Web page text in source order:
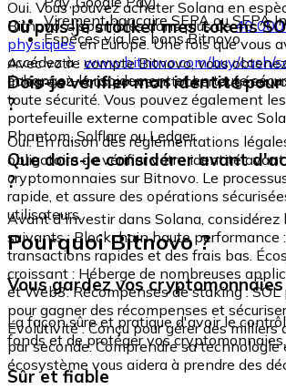
Virement bancaire SEPA ou SEPA
Espèces via les bons Bitnovo
Oui. Vous pouvez acheter Solana en
Bitnovo, disponibles dans plus de40
physiquesen Europe. Une fois que vous
accédez à : www.bitnovo.com/buy/cash/
échangez-le rapidement et en toute
Où puis-je stocker mes tokens
Avec votre compte Bitnovo, vous
intégré où vous pouvez stocker et gérer
toute sécurité. Vous pouvez également
portefeuille externe compatible avec
Phantom, Solflare ou Ledger.
Dois-je vérifier mon identité pour
?
Oui. En raison des réglementations
obligatoire de vérifier votre identité
cryptomonnaies sur Bitnovo. Le
rapide, et assure des opérations
utilisateurs.
Que dois-je considérer avant
?
Avant d'investir dans Solana, considérez
suivants : Blockchain haute performance
transactions rapides et des frais bas.
croissant : Héberge de nombreuses
et Web3. Récompenses de staking : SOL
pour gagner des récompenses et
Évolutivité : Conçu pour gérer des milliers
par seconde. Comprendre sa technologie
écosystème vous aidera à prendre des
Pourquoi Bitnovo ?
Vous gardez vos cryptomonnaies
La façon sûre et pratique d'avoir le
fonds et de protéger vos cryptomonnaies.
Sûr et fiable